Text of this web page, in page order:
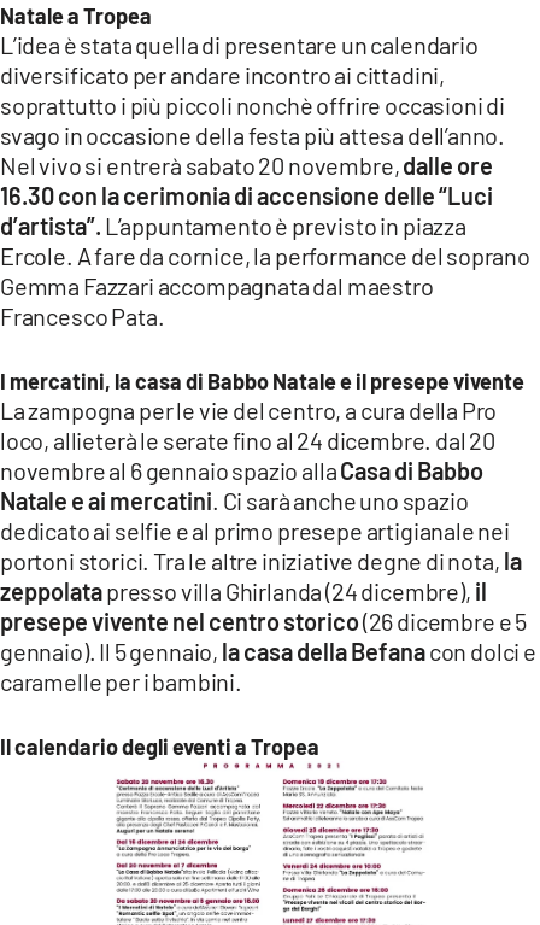
ILVIBONESE.IT
CATANZAROCHANNEL.IT
LACAPITALENEWS.IT
App
ANDROID
APPLE
Natale a Tropea
L’idea è stata quella di presentare un calendario
diversificato per andare incontro ai cittadini,
soprattutto i più piccoli nonchè offrire occasioni di
svago in occasione della festa più attesa dell’anno.
Nel vivo si entrerà sabato 20 novembre,dalle ore
16.30 con la cerimonia di accensione delle “Luci
d’artista”. L’appuntamento è previsto in piazza
Ercole. A fare da cornice, la performance del soprano
Gemma Fazzari accompagnata dal maestro
Francesco Pata.
I mercatini, la casa di Babbo Natale e il presepe vivente
La zampogna per le vie del centro, a cura della Pro
loco, allieterà le serate fino al 24 dicembre. dal 20
novembre al 6 gennaio spazio allaCasa di Babbo
Natale e ai mercatini . Ci sarà anche uno spazio
dedicato ai selfie e al primo presepe artigianale nei
portoni storici. Tra le altre iniziative degne di nota, la
zeppolatapresso villa Ghirlanda (24 dicembre), il
presepe vivente nel centro storico(26 dicembre e 5
gennaio). Il 5 gennaio, la casa della Befanacon dolci e
caramelle per i bambini.
Il calendario degli eventi a Tropea